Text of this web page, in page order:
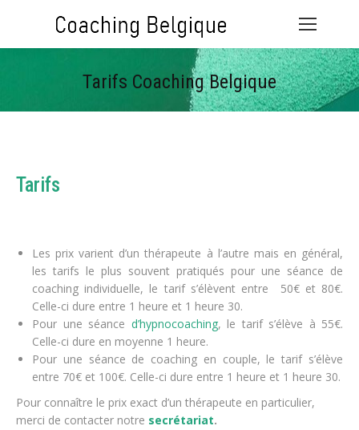
Tarifs Coaching Belgique
Vous êtes ici :
Tarifs
Les prix varient d’un thérapeute à l’autre mais en général,
les tarifs le plus souvent pratiqués pour une séance de
coaching individuelle, le tarif s’élèvent entre 50€ et 80€.
Celle-ci dure entre 1 heure et 1 heure 30.
Pour une séance d’hypnocoaching, le tarif s’élève à 55€.
Celle-ci dure en moyenne 1 heure.
Pour une séance de coaching en couple, le tarif s’élève
entre 70€ et 100€. Celle-ci dure entre 1 heure et 1 heure 30.
Pour connaître le prix exact d’un thérapeute en particulier,
merci de contacter notre secrétariat.